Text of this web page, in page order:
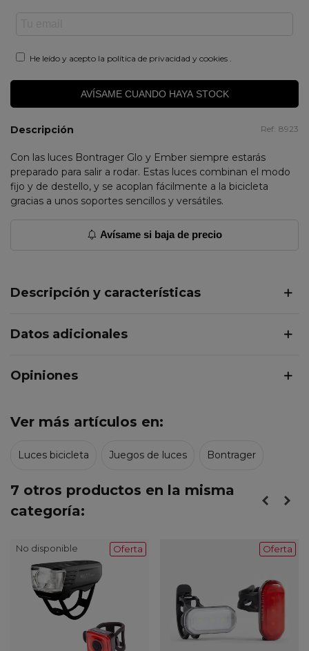
He leído y acepto la política de privacidad y cookies .
AVÍSAME CUANDO HAYA STOCK
Descripción Ref: 8923
Con las luces Bontrager Glo y Ember siempre estarás
preparado para salir a rodar. Estas luces combinan el modo
fijo y de destello, y se acoplan fácilmente a la bicicleta
gracias a unos soportes sencillos y versátiles.
Avísame si baja de precio
Descripción y características
Datos adicionales
Opiniones
Ver más artículos en:
Luces bicicleta Juegos de luces Bontrager
7 otros productos en la misma
categoría:
Oferta
No disponible Oferta